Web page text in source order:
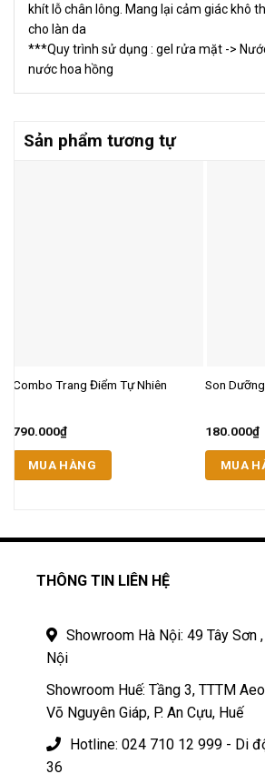
khít lỗ chân lông. Mang lại cảm giác khô
cho làn da
***Quy trình sử dụng : gel rửa mặt ->
nước hoa hồng
Sản phẩm tương tự
Combo Trang Điểm Tự Nhiên
790.000₫
MUA HÀNG
Son
180.000₫
MUA
THÔNG TIN LIÊN HỆ
Showroom Hà Nội: 49 Tây Sơn
Nội
Showroom Huế: Tầng 3, TTTM
Võ Nguyên Giáp, P. An Cựu, Huế
Hotline: 024 710 12 999 - Di
36